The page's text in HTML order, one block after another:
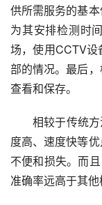
供所需服务的基
为其安排检测时
场，使用CCTV设
部的情况。最后
查看和保存。
相较于传统
度高、速度快等
不便和损失。而
准确率远高于其他